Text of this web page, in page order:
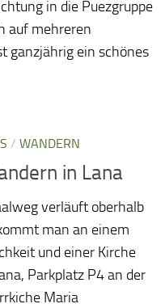
in die Puezgruppe
auf mehreren
ganzjährig ein schönes
/ WANDERN
in Lana
verläuft oberhalb
man an einem
und einer Kirche
Parkplatz P4 an der
Maria